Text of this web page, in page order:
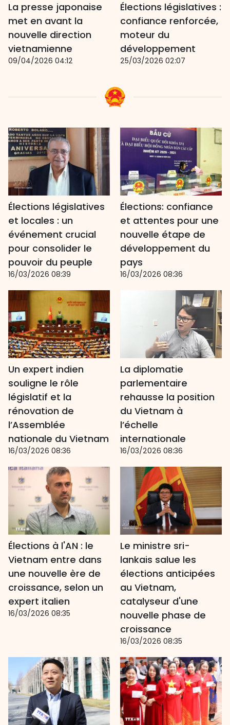
La presse japonaise
met en avant la
nouvelle direction
vietnamienne
09/04/2026 04:12
Élections législatives :
confiance renforcée,
moteur du
développement
25/03/2026 02:07
Élections législatives
et locales : un
événement crucial
pour consolider le
pouvoir du peuple
16/03/2026 08:39
Élections: confiance
et attentes pour une
nouvelle étape de
développement du
pays
16/03/2026 08:36
Un expert indien
souligne le rôle
législatif et la
rénovation de
l’Assemblée
nationale du Vietnam
16/03/2026 08:36
La diplomatie
parlementaire
rehausse la position
du Vietnam à
l’échelle
internationale
16/03/2026 08:36
Élections à l'AN : le
Vietnam entre dans
une nouvelle ère de
croissance, selon un
expert italien
16/03/2026 08:35
Le ministre sri-
lankais salue les
élections anticipées
au Vietnam,
catalyseur d'une
nouvelle phase de
croissance
16/03/2026 08:35